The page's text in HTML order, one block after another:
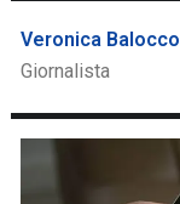
Veronica Balocco
Giornalista